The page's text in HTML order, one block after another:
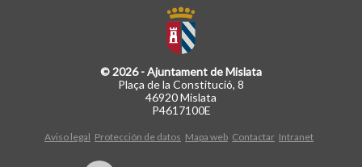
© 2026 - Ajuntament de Mislata
Plaça de la Constitució, 8
46920 Mislata
P4617100E
Aviso legal Protección de datos Mapa web Contactar Intranet